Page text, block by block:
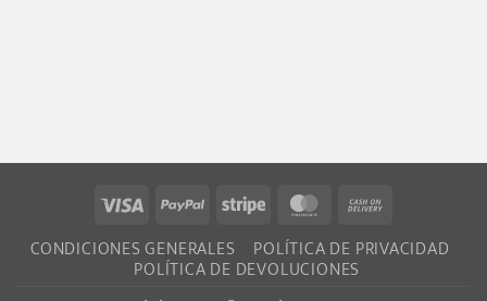
Visa PayPalStripe MasterCard
On
Delivery
CONDICIONES GENERALES POLÍTICA DE PRIVACIDAD
POLÍTICA DE DEVOLUCIONES